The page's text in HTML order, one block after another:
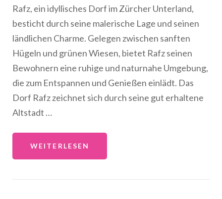
Rafz, ein idyllisches Dorf im Zürcher Unterland,
besticht durch seine malerische Lage und seinen
ländlichen Charme. Gelegen zwischen sanften
Hügeln und grünen Wiesen, bietet Rafz seinen
Bewohnern eine ruhige und naturnahe Umgebung,
die zum Entspannen und Genießen einlädt. Das
Dorf Rafz zeichnet sich durch seine gut erhaltene
Altstadt …
WEITERLESEN